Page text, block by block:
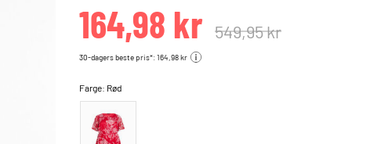
164,98 kr 549,95 kr
30-dagers beste pris*: 164,98 kr
Farge: Rød